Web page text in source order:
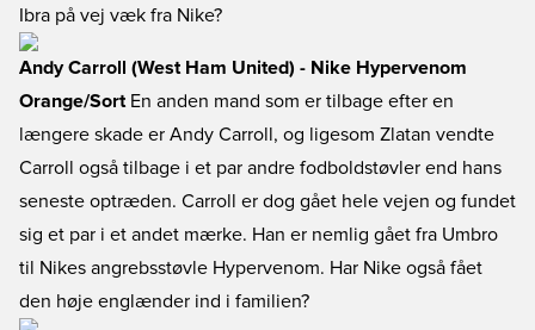
Ibra på vej væk fra Nike?
Andy Carroll (West Ham United) - Nike Hypervenom
Orange/Sort En anden mand som er tilbage efter en
længere skade er Andy Carroll, og ligesom Zlatan vendte
Carroll også tilbage i et par andre fodboldstøvler end hans
seneste optræden. Carroll er dog gået hele vejen og fundet
sig et par i et andet mærke. Han er nemlig gået fra Umbro
til Nikes angrebsstøvle Hypervenom. Har Nike også fået
den høje englænder ind i familien?